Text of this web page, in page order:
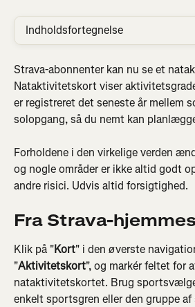
Indholdsfortegnelse
Strava-abonnenter kan nu se et
Nataktivitetskort viser
er registreret det seneste år mellem
solopgang, så du nemt kan
Forholdene i den virkelige verden
og nogle områder er ikke altid godt
andre risici. Udvis altid forsigtighed.
Fra Strava-
Klik på "Kort" i den øverste
"Aktivitetskort", og markér feltet for
nataktivitetskortet. Brug
enkelt sportsgren eller den gruppe